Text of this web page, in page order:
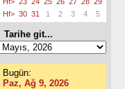
Hf> 30 31 1 2 3 4 5
Tarihe git...
Bugün:
Paz, Ağ 9, 2026